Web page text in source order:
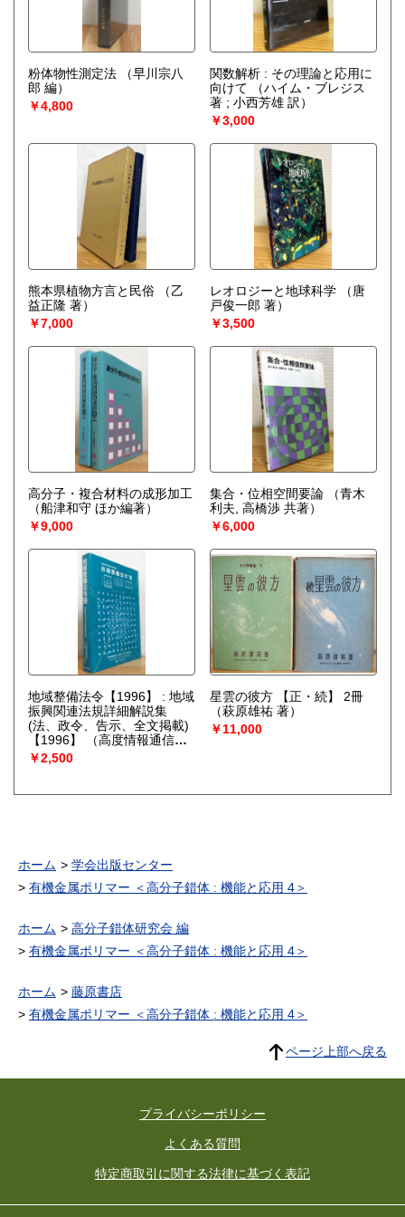
粉体物性測定法
（早川宗八
郎 編）
￥4,800
関数解析 : その理論と応用に
向けて
（ハイム・ブレジス
著 ; 小西芳雄 訳）
￥3,000
熊本県植物方言と民俗
（乙
益正隆 著）
￥7,000
レオロジーと地球科学
（唐
戸俊一郎 著）
￥3,500
高分子・複合材料の成形加工
（船津和守 ほか編著）
￥9,000
集合・位相空間要論
（青木
利夫, 高橋渉 共著）
￥6,000
地域整備法令【1996】 : 地域
振興関連法規詳細解説集
(法、政令、告示、全文掲載)
【1996】
（高度情報通信都
市・計画シンクタンク会議
編）
￥2,500
星雲の彼方 【正・続】 2冊
（萩原雄祐 著）
￥11,000
ホーム
学会出版センター
有機金属ポリマー ＜高分子錯体 : 機能と応用 4＞
ホーム
高分子錯体研究会 編
有機金属ポリマー ＜高分子錯体 : 機能と応用 4＞
ホーム
藤原書店
有機金属ポリマー ＜高分子錯体 : 機能と応用 4＞
ページ上部へ戻る
プライバシーポリシー
よくある質問
特定商取引に関する法律に基づく表記